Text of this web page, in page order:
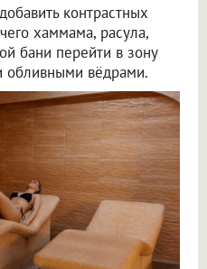
контрастных
хаммама, расула,
бани перейти в зону
обливными вёдрами.